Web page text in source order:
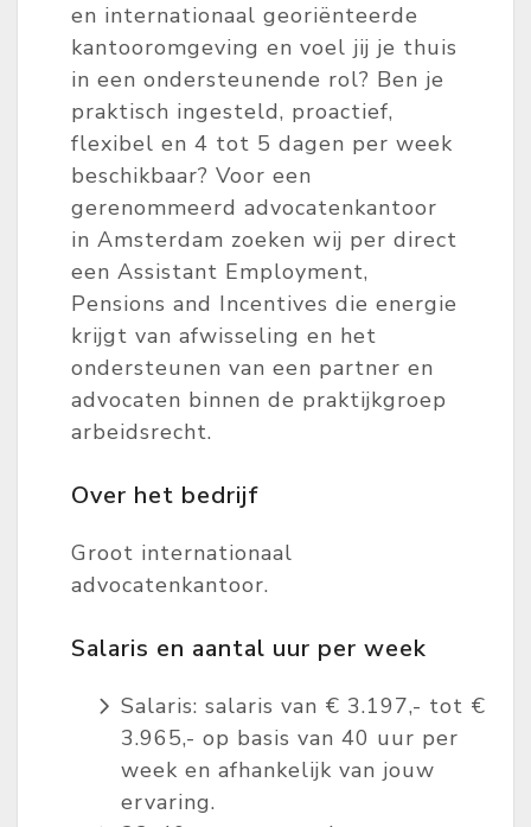
en internationaal georiënteerde
kantooromgeving en voel jij je thuis
in een ondersteunende rol? Ben je
praktisch ingesteld, proactief,
flexibel en 4 tot 5 dagen per week
beschikbaar? Voor een
gerenommeerd advocatenkantoor
in Amsterdam zoeken wij per direct
een Assistant Employment,
Pensions and Incentives die energie
krijgt van afwisseling en het
ondersteunen van een partner en
advocaten binnen de praktijkgroep
arbeidsrecht.
Over het bedrijf
Groot internationaal
advocatenkantoor.
Salaris en aantal uur per week
Salaris: salaris van € 3.197,- tot €
3.965,- op basis van 40 uur per
week en afhankelijk van jouw
ervaring.